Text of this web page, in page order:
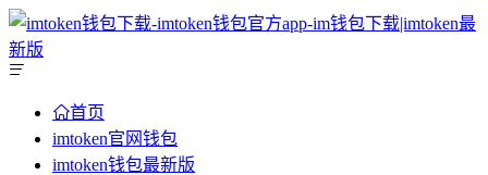
首页
imtoken官网钱包
imtoken钱包最新版